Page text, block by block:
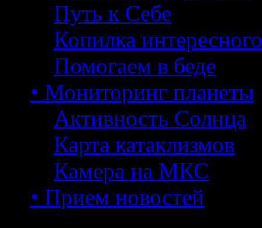
Путь к Себе
Копилка интересного
Помогаем в беде
• Мониторинг планеты
Активность Солнца
Карта катаклизмов
Камера на МКС
• Прием новостей